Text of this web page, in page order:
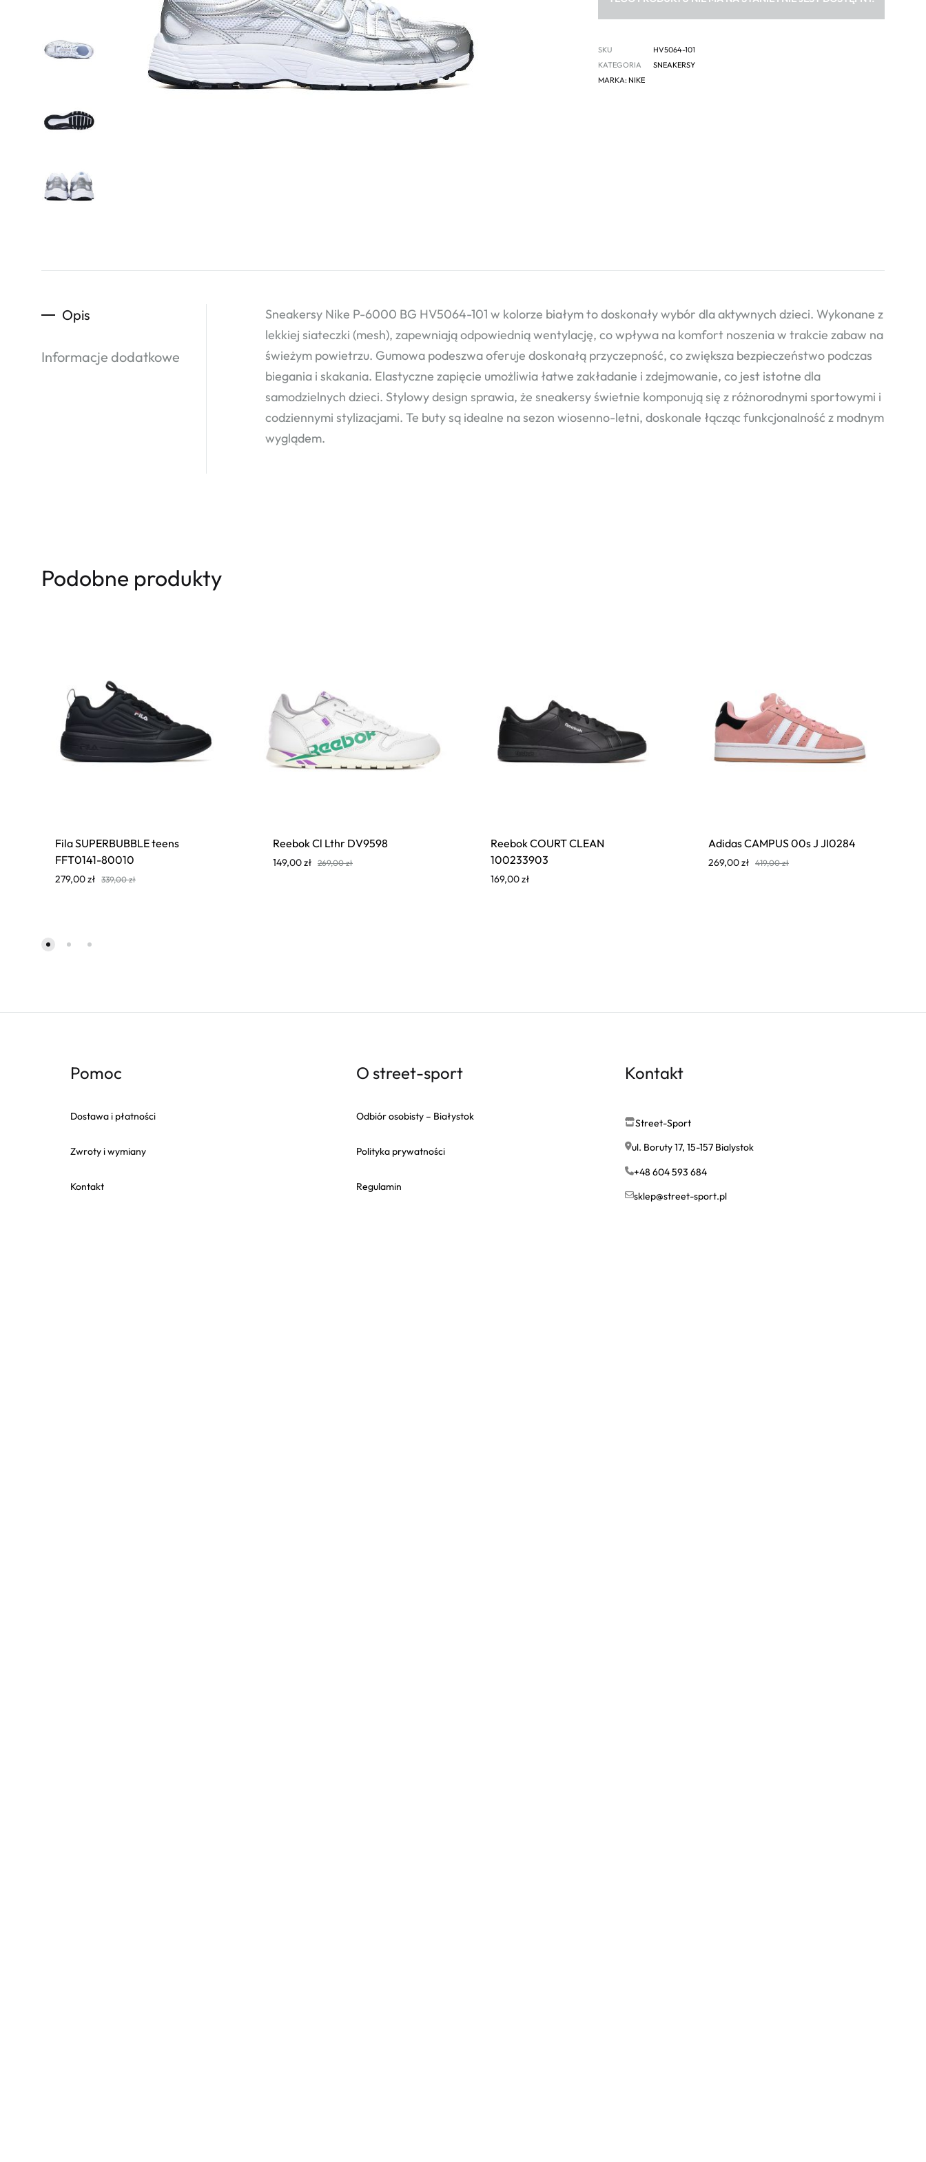
SKU
HV5064-101
KATEGORIA
SNEAKERSY
MARKA: NIKE
Opis
Informacje dodatkowe
Sneakersy Nike P-6000 BG HV5064-101 w kolorze białym to doskonały wybór dla aktywnych dzieci. Wykonane z
lekkiej siateczki (mesh), zapewniają odpowiednią wentylację, co wpływa na komfort noszenia w trakcie zabaw na
świeżym powietrzu. Gumowa podeszwa oferuje doskonałą przyczepność, co zwiększa bezpieczeństwo podczas
biegania i skakania. Elastyczne zapięcie umożliwia łatwe zakładanie i zdejmowanie, co jest istotne dla
samodzielnych dzieci. Stylowy design sprawia, że sneakersy świetnie komponują się z różnorodnymi sportowymi i
codziennymi stylizacjami. Te buty są idealne na sezon wiosenno-letni, doskonale łącząc funkcjonalność z modnym
wyglądem.
Podobne produkty
Fila SUPERBUBBLE teens
FFT0141-80010
279,00zł 339,00zł
Reebok Cl Lthr DV9598
149,00zł 269,00zł
Reebok COURT CLEAN
100233903
169,00zł
Adidas CAMPUS 00s J JI0284
269,00zł 419,00zł
Pomoc
Dostawa i płatności
Zwroty i wymiany
Kontakt
O street-sport
Odbiór osobisty – Białystok
Polityka prywatności
Regulamin
Kontakt
Street-Sport
ul. Boruty 17, 15-157 Bialystok
+48 604 593 684
sklep@street-sport.pl